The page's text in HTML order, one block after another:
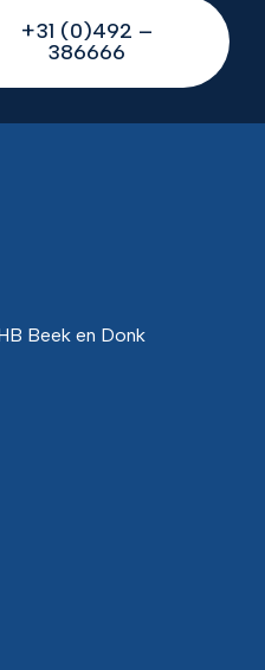
+31 (0)492 –
386666
Beek en Donk